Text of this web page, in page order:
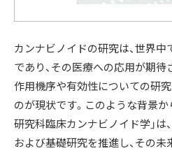
カンナビノイドの研究は、世界
であり、その医療への応用が期待
作用機序や有効性についての研
のが現状です。このような背景か
研究科臨床カンナビノイド学」は
および基礎研究を推進し、その